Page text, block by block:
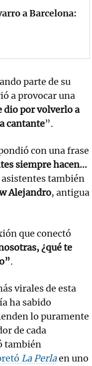
a Barcelona:
parte de su
a provocar una
dio por volverlo a
cantante”.
con una frase
siempre hacen...
también
Alejandro, antigua
que conectó
¿qué te
.
virales de esta
ha sabido
lo puramente
de cada
también
La Perlaen uno